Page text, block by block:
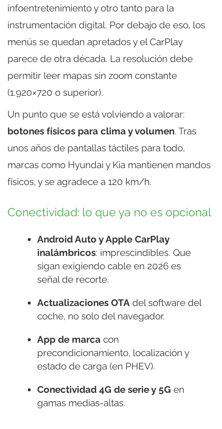
infoentretenimiento y otro tanto para la
instrumentación digital. Por debajo de eso, los
menús se quedan apretados y el CarPlay
parece de otra década. La resolución debe
permitir leer mapas sin zoom constante
(1.920×720 o superior).
Un punto que se está volviendo a valorar:
botones físicos para clima y volumen. Tras
unos años de pantallas táctiles para todo,
marcas como Hyundai y Kia mantienen mandos
físicos, y se agradece a 120 km/h.
Conectividad: lo que ya no es opcional
Android Auto y Apple CarPlay
inalámbricos: imprescindibles. Que
sigan exigiendo cable en 2026 es
señal de recorte.
Actualizaciones OTA del software del
coche, no solo del navegador.
App de marca con
precondicionamiento, localización y
estado de carga (en PHEV).
Conectividad 4G de serie y 5G en
gamas medias-altas.